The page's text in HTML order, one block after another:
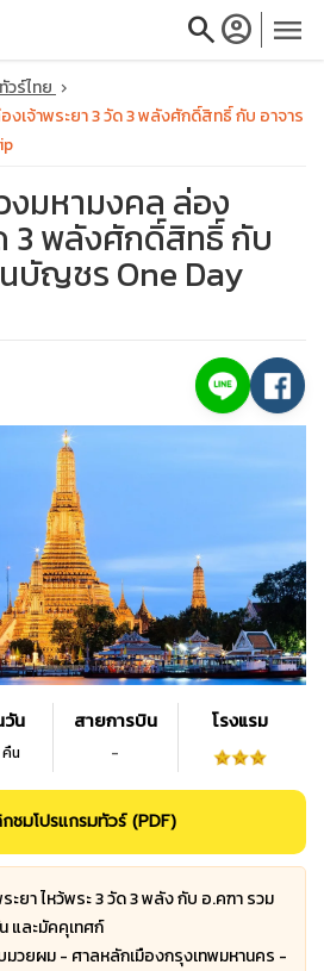
searchaccount_circle menu
ทัวร์ไทย
งเจ้าพระยา 3 วัด 3 พลังศักดิ์สิทธิ์ กับ อาจาร
งมหามงคล ล่อง
3 พลังศักดิ์สิทธิ์ กับ
บัญชร One Day
วัน
คืน
สายการบิน
-
โรงแรม
ชมโปรแกรมทัวร์ (PDF)
ะยา ไหว้พระ 3 วัด 3 พลัง กับ อ.คฑา รวม
และมัคคุเทศก์
วยผม - ศาลหลักเมืองกรุงเทพมหานคร -